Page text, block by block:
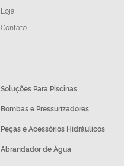
Loja
Contato
Soluções Para Piscinas
Bombas e Pressurizadores
Peças e Acessórios Hidráulicos
Abrandador de Água